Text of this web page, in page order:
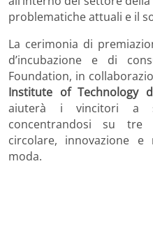
problematiche attuali e il
La cerimonia di
d’incubazione e di
Foundation, in
Institute of Technology
aiuterà i vincitori a
concentrandosi su tre
circolare, innovazione e
moda.